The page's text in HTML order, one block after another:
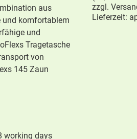
Serie, Pony & small
post
days
aus
und komfortablem
und
Tragetasche
von
145 Zaun
working days
zzgl.
Lieferzeit: